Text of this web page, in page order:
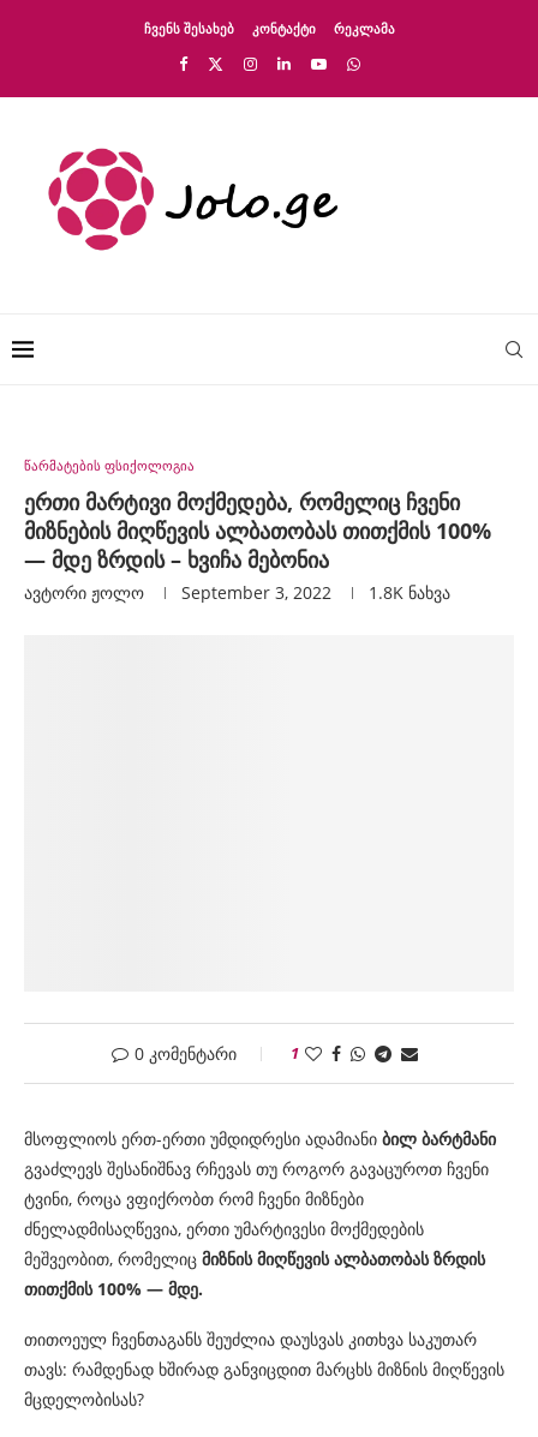
ᲩᲕᲔᲜᲡ ᲨᲔᲡᲐᲮᲔᲑ ᲙᲝᲜᲢᲐᲥᲢᲘ ᲠᲔᲙᲚᲐᲛᲐ
წარმატების ფსიქოლოგია
ერთი მარტივი მოქმედება, რომელიც ჩვენი
მიზნების მიღწევის ალბათობას თითქმის 100%
— მდე ზრდის – ხვიჩა მებონია
ავტორი Ჟოლო September 3, 2022 1.8K ნახვა
0 კომენტარი 1
მსოფლიოს ერთ-ერთი უმდიდრესი ადამიანი ბილ ბარტმანი
გვაძლევს შესანიშნავ რჩევას თუ როგორ გავაცუროთ ჩვენი
ტვინი, როცა ვფიქრობთ რომ ჩვენი მიზნები
ძნელადმისაღწევია, ერთი უმარტივესი მოქმედების
მეშვეობით, რომელიც მიზნის მიღწევის ალბათობას ზრდის
თითქმის 100% — მდე.
თითოეულ ჩვენთაგანს შეუძლია დაუსვას კითხვა საკუთარ
თავს: რამდენად ხშირად განვიცდით მარცხს მიზნის მიღწევის
მცდელობისას?